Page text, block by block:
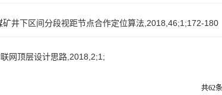
矿井下区间分段视距节点合作定位算法,2018,46;1;172-180
网顶层设计思路,2018,2;1;
共62